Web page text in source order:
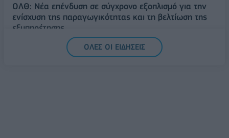
ΟΛΘ: Νέα επένδυση σε σύγχρονο εξοπλισμό για την
ενίσχυση της παραγωγικότητας και τη βελτίωση της
εξυπηρέτησης
ΟΛΕΣ ΟΙ ΕΙΔΗΣΕΙΣ